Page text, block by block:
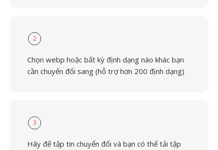
2
Chọn webp hoặc bất kỳ định dạng nào khác bạn
cần chuyển đổi sang (hỗ trợ hơn 200 định dạng)
3
Hãy để tập tin chuyển đổi và bạn có thể tải tập